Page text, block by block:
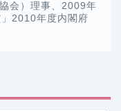
会）理事、2009年
2010年度内閣府